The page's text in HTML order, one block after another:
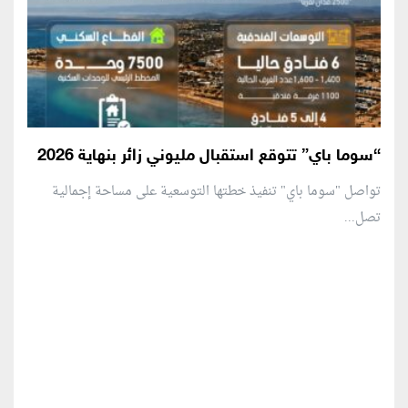
“سوما باي” تتوقع استقبال مليوني زائر بنهاية 2026
تواصل "سوما باي" تنفيذ خطتها التوسعية على مساحة إجمالية
تصل...